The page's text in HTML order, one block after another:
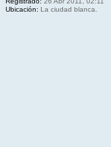
Ubicación: La ciudad blanca.